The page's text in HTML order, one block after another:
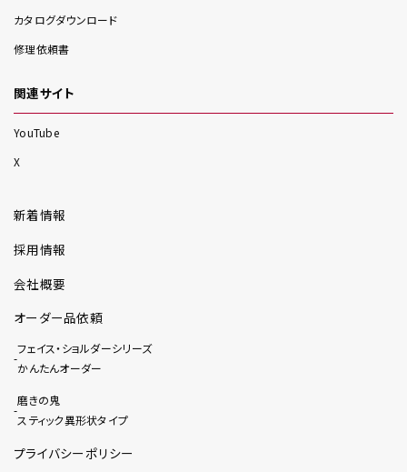
カタログダウンロード
修理依頼書
関連サイト
YouTube
X
新着情報
採用情報
会社概要
オーダー品依頼
フェイス・ショルダーシリーズ
かんたんオーダー
磨きの鬼
スティック異形状タイプ
プライバシーポリシー